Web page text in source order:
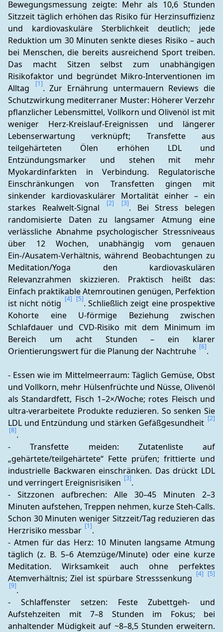
Bewegungsmessung zeigte: Mehr als 10,6 Stunden
Sitzzeit täglich erhöhen das Risiko für Herzinsuffizienz
und kardiovaskuläre Sterblichkeit deutlich; jede
Reduktion um 30 Minuten senkte dieses Risiko – auch
bei Menschen, die bereits ausreichend Sport treiben.
Das macht Sitzen selbst zum unabhängigen
Risikofaktor und begründet Mikro-Interventionen im
Alltag
[1]. Zur Ernährung untermauern Reviews die
Schutzwirkung mediterraner Muster: Höherer Verzehr
pflanzlicher Lebensmittel, Vollkorn und Olivenöl ist mit
weniger Herz-Kreislauf-Ereignissen und längerer
Lebenserwartung verknüpft; Transfette aus
teilgehärteten Ölen erhöhen LDL und
Entzündungsmarker und stehen mit mehr
Myokardinfarkten in Verbindung. Regulatorische
Einschränkungen von Transfetten gingen mit
sinkender kardiovaskulärer Mortalität einher – ein
starkes Realwelt-Signal
[2] [3]. Bei Stress belegen
randomisierte Daten zu langsamer Atmung eine
verlässliche Abnahme psychologischer Stressniveaus
über 12 Wochen, unabhängig vom genauen
Ein-/Ausatem-Verhältnis, während Beobachtungen zu
Meditation/Yoga den kardiovaskulären
Relevanzrahmen skizzieren. Praktisch heißt das:
Einfach praktikable Atemroutinen genügen, Perfektion
ist nicht nötig [4] [5]. Schließlich zeigt eine prospektive
Kohorte eine U-förmige Beziehung zwischen
Schlafdauer und CVD-Risiko mit dem Minimum im
Bereich um acht Stunden – ein klarer
Orientierungswert für die Planung der Nachtruhe [6].
- Essen wie im Mittelmeerraum: Täglich Gemüse, Obst
und Vollkorn, mehr Hülsenfrüchte und Nüsse, Olivenöl
als Standardfett, Fisch 1–2×/Woche; rotes Fleisch und
ultra-verarbeitete Produkte reduzieren. So senken Sie
LDL und Entzündung und stärken Gefäßgesundheit [2]
[8].
- Transfette meiden: Zutatenliste auf
„gehärtete/teilgehärtete“ Fette prüfen; frittierte und
industrielle Backwaren einschränken. Das drückt LDL
und verringert Ereignisrisiken [3].
- Sitzzonen aufbrechen: Alle 30–45 Minuten 2–3
Minuten aufstehen, Treppen nehmen, kurze Steh-Calls.
Schon 30 Minuten weniger Sitzzeit/Tag reduzieren das
Herzrisiko messbar [1].
- Atmen für das Herz: 10 Minuten langsame Atmung
täglich (z. B. 5–6 Atemzüge/Minute) oder eine kurze
Meditation. Wirksamkeit auch ohne perfektes
Atemverhältnis; Ziel ist spürbare Stresssenkung [4] [5]
[9].
- Schlaffenster setzen: Feste Zubettgeh- und
Aufstehzeiten mit 7–8 Stunden im Fokus; bei
anhaltender Müdigkeit auf ~8–8,5 Stunden erweitern.